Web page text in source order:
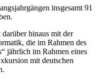
insgesamt 91
hinaus mit der
die im Rahmen des
jährlich im Rahmen eines
mit deutschen